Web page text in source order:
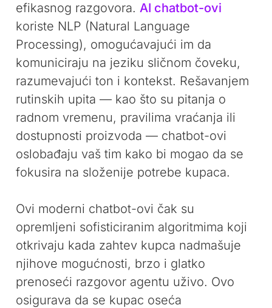
efikasnog razgovora.AI chatbot-ovi
koriste NLP (Natural Language
Processing), omogućavajući im da
komuniciraju na jeziku sličnom čoveku,
razumevajući ton i kontekst. Rešavanjem
rutinskih upita — kao što su pitanja o
radnom vremenu, pravilima vraćanja ili
dostupnosti proizvoda — chatbot-ovi
oslobađaju vaš tim kako bi mogao da se
fokusira na složenije potrebe kupaca.
Ovi moderni chatbot-ovi čak su
opremljeni sofisticiranim algoritmima koji
otkrivaju kada zahtev kupca nadmašuje
njihove mogućnosti, brzo i glatko
prenoseći razgovor agentu uživo. Ovo
osigurava da se kupac oseća